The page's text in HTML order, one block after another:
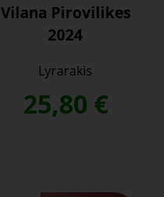
Vilana Pirovilikes
2024
Lyrarakis
25,80 €